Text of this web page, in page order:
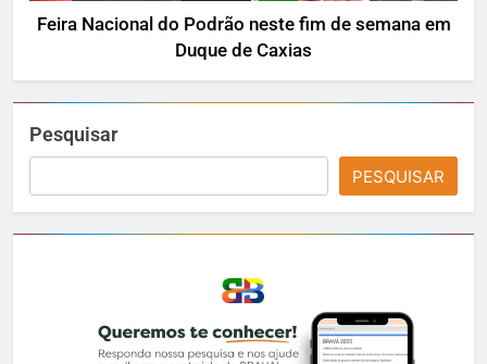
Feira Nacional do Podrão neste fim de semana em
Duque de Caxias
Pesquisar
PESQUISAR